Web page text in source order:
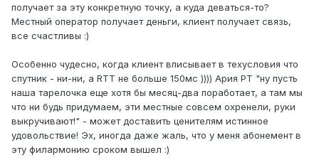
получает за эту конкретную точку, а куда деваться-то?
Местный оператор получает деньги, клиент получает связь,
все счастливы :)
Особенно чудесно, когда клиент вписывает в техусловия что
спутник - ни-ни, а RTT не больше 150мс )))) Ария РТ "ну пусть
наша тарелочка еще хотя бы месяц-два поработает, а там мы
что ни будь придумаем, эти местные совсем охренели, руки
выкручивают!" - может доставить ценителям истинное
удовольствие! Эх, иногда даже жаль, что у меня абонемент в
эту филармонию сроком вышел :)